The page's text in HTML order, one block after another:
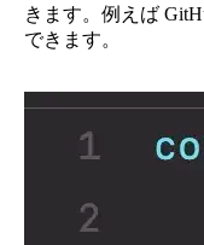
きます。例えば
できます。